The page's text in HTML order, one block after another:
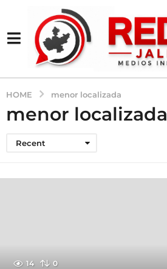
HOME menor localizada
menor localizada
Recent
14 0